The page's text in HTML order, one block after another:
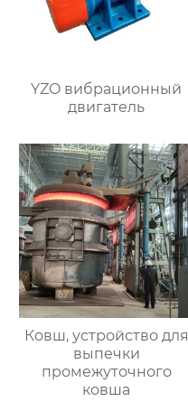
YZO вибрационный
двигатель
Ковш, устройство для
выпечки
промежуточного
ковша